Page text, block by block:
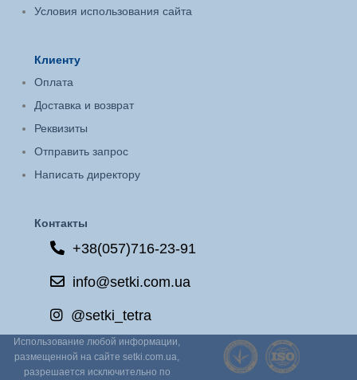
Условия использования сайта
Клиенту
Оплата
Доставка и возврат
Реквизиты
Отправить запрос
Написать директору
Контакты
+38(057)716-23-91
info@setki.com.ua
@setki_tetra
Использование любой информации,
размещенной на сайте setki.com.ua,
разрешается исключительно по